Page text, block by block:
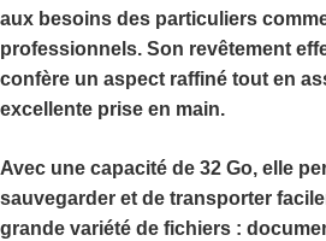
aux besoins des particuliers
professionnels. Son revêtement
confère un aspect raffiné tout en
excellente prise en main.
Avec une capacité de 32 Go, elle
sauvegarder et de transporter
grande variété de fichiers :